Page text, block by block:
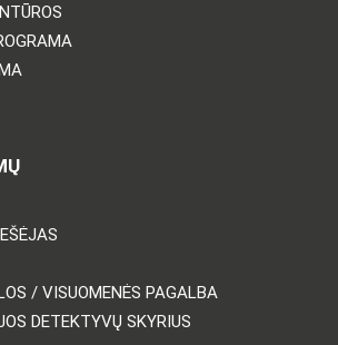
/ VISUOMENĖS PAGALBA
DETEKTYVŲ SKYRIUS